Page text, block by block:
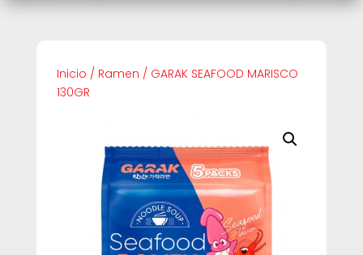
Inicio / Ramen / GARAK SEAFOOD MARISCO
130GR